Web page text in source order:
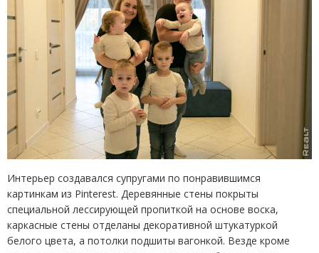
Интерьер создавался супругами по понравившимся
картинкам из Pinterest. Деревянные стены покрыты
специальной лессирующей пропиткой на основе воска,
каркасные стены отделаны декоративной штукатуркой
белого цвета, а потолки подшиты вагонкой. Везде кроме